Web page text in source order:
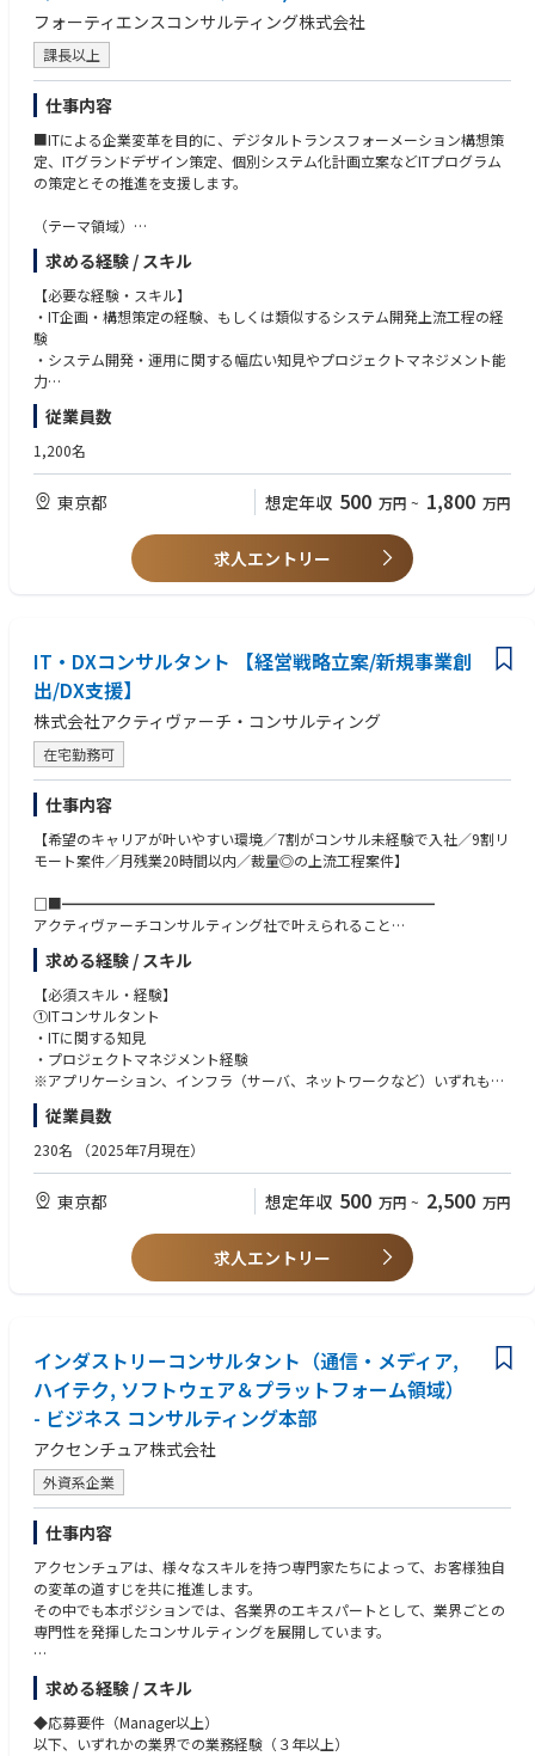
◆フロント業務デジタル化／業務改革（BPR）
・非対面チャネル（Web・アプリ）の構築による顧客接点の高度化
・業務分析に基づくTo-Be設計および業務プロセス改革推進
・営業・事務・コールセンター等のDX戦略策定～実行支援
◆AI／テクノロジー活用
・音声認識・自然言語処理を活用したコールセンター高度化
・AI導入における運用設計・定着化（チェンジマネジメント）
・データ／AI戦略策定および基盤構築支援
◆データマネジメント／利活用
・DWHのクラウド移行およびデータ分析基盤の構築
・データ活用によるマーケティング高度化、不正検知ロジック開発
■やりがい
①金融特化×ドメイン知識の深いコンサルタントへ
ワンプールではなく金融領域特化のため、若いうちから専門性を集中して
磨くことができます。
今後不可避となる金融業界のレガシーモダナイゼーション+生成AI活用の
知見を早期に習得することが可能です。
金融専門コンサルとして役員・部長級クラスのカウンターパートを早期に
担当していただくことで、業界理解×AI／テクノロジー両軸のスキルを習
得でき、市場価値を上げ、長期的なキャリア資産の形成が行えます。
②生成AI案件に本気で取り組める環境
プロジェクトの約半数が生成AI・データ活用領域です。
AI未経験でも、社内に多くのプロフェッショナルがおり実案件や社内講習
③売上ノルマではなく、伴走型の“クライアントファースト”
Trustはグループ会社でイベント・セミナー運営をしていることもあり、金
融業界に強いネットワークがあるためコンサルタントに強い営業力を求め
ておりません。
売上至上主義ではなく、真にクライアントの課題に向き合う伴走型コンサ
ルティングを徹底しています。
コンサルタント個人にも、短期売上より顧客価値の最大化が求められる文
化となっています。
・保険ビジネスの構造を理解し、ITを通じて変革をリードしたい方
・業務とITの両面から課題を捉え、実行まで推進できる方
・複雑なステークホルダーを巻き込みながらプロジェクトを推進できる方
・上流工程から顧客と直接対峙し、価値提供したい方
・裁量の大きい環境で、自身のキャリア・市場価値を高めたい方
・将来的にパートナー／経営層を目指したい方
フォーティエンスコンサルティング株式会社
課長以上
仕事内容
■ITによる企業変革を目的に、デジタルトランスフォーメーション構想策
定、ITグランドデザイン策定、個別システム化計画立案などITプログラム
の策定とその推進を支援します。
（テーマ領域）
・デジタルトランスフォーメーション構想策定、ITグランドデザイン策定
・個別システム化計画立案、システム要件定義などシステム化上流プロセ
スの支援
・プロジェクト実行段階におけるクライアントサイドに立った全体マネジ
メント支援
【この職種の魅力】
やビジネスの変革を手掛けていただきます
・クライアント企業の仕組みをより良い方向へ変革し、それをクライアン
トと共に創りあげていく、自ら「変化を創り出す」醍醐味が味わえます
・チームメンバーは特定の業種やソリューションに偏らない経験豊富な人
材が揃っています
の能力と共に自らの成長スピードを高めることが可能です
求める経験 / スキル
【必要な経験・スキル】
・IT企画・構想策定の経験、もしくは類似するシステム開発上流工程の経
験
・システム開発・運用に関する幅広い知見やプロジェクトマネジメント能
力
・自らの成長に対する意欲とチーム、クライアント、社会に貢献し変化を
創り出したいという信念・情熱（意欲・信念・情熱）
【望ましい経験・スキル】
・課題の全体像を俯瞰した上で高い視点から抽象化しコンセプトを導きだ
す能力（企画構想力）
・クライアントとのやりとりを通して議論を進化させ問題を解決できる力
（問題解決・コミュニケーション力）
従業員数
1,200名
東京都 想定年収 500 万円 ~ 1,800 万円
求人エントリー
IT・DXコンサルタント 【経営戦略立案/新規事業創
出/DX支援】
株式会社アクティヴァーチ・コンサルティング
在宅勤務可
仕事内容
【希望のキャリアが叶いやすい環境／7割がコンサル未経験で入社／9割リ
モート案件／月残業20時間以内／裁量◎の上流工程案件】
□■━━━━━━━━━━━━━━━━━━━━━━━━━━
アクティヴァーチコンサルティング社で叶えられること
━━━━━━━━━━━━━━━━━━━━━━━━━━■□
■特徴/魅力
・1人1人の裁量が大きい
・意思決定が早く、スピード感のある働き方が可能
・好待遇、高給与、キャリアアップが実現できる
・代表や事業責任者と一緒に組織の拡大、推進に携わることができる
・チーム体制によるITコンサルティングからグロースまでのEnd to End支
■身につくスキル
・課題を特定するための論理的思考能力
・コミュニケーション能力
■コンサル未経験の方
・情報システム部門支援、PMO業務
■コンサル経験者の方
・大手クライアントの新規開拓および深耕、体制拡大
・急拡大をする部門の組織つくり、組織推進、マネジメントコンサルシフ
トの主導
・コンサルタントの育成・教育・マネジメント
・営業と連動し、提案活動やキーマンとのリレーションシップ
・ITコンサルタントとしての各プロジェクトデリバリー
・情報システム部門支援、PMO業務等
【具体的業務内容】
■コンサルティング案件(戦略、IT)のプロジェクトリード
■各ステークホルダーとのRM
■定常業務に対して業務プロセスの見直し、改善の提案推進を行う
■資料、ドキュメント作成
■ベンダー管理
■クライアントとの折衝、進捗管理、スケジュール管理
求める経験 / スキル
【必須スキル・経験】
①ITコンサルタント
・ITに関する知見
・プロジェクトマネジメント経験
※アプリケーション、インフラ（サーバ、ネットワークなど）いずれも応
募可能です。
・ファーム経験者
・システムに関連した業務改善をされたご経験がある方
・業務プロセス改善のご経験（BPR、BPM等）
・設計、開発管理、品質管理（ABAP,その他）経験
・SAP導入のご経験（品質管理、I/F開発）
・上昇志向が高い方
・コミュニケーションを取ることがお好きな方
従業員数
230名 （2025年7月現在）
東京都 想定年収 500 万円 ~ 2,500 万円
求人エントリー
インダストリーコンサルタント（通信・メディア,
ハイテク, ソフトウェア＆プラットフォーム領域）
- ビジネス コンサルティング本部
アクセンチュア株式会社
外資系企業
仕事内容
アクセンチュアは、様々なスキルを持つ専門家たちによって、お客様独自
の変革の道すじを共に推進します。
その中でも本ポジションでは、各業界のエキスパートとして、業界ごとの
専門性を発揮したコンサルティングを展開しています。
通信・メディア業界チーム、ハイテク業界（総合電機メーカー出自のコン
グロマリット企業、半導体関連企業、コンシューマ機器、医療機器メーカ
ー等）業界、又はソフトウェア＆プラットフォーム業界への所属となり、
深い業界知見を武器に、社内外のメンバーとプロジェクトを組みながら、
求める経験 / スキル
◆応募要件（Manager以上）
以下、いずれかの業界での業務経験（３年以上）